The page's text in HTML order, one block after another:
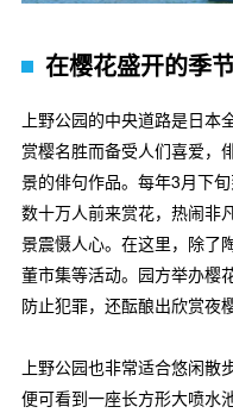
在樱花盛开的季
上野公园的中央道路是日
赏樱名胜而备受人们喜爱，
景的俳句作品。每年3月下
数十万人前来赏花，热闹非
景震慑人心。在这里，除了
董市集等活动。园方举办樱
防止犯罪，还酝酿出欣赏夜
上野公园也非常适合悠闲散
便可看到一座长方形大喷水